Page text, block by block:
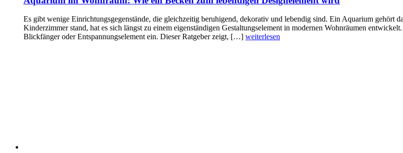
Es gibt wenige Einrichtungsgegenstände, die gleichzeitig beruhigend, dekorativ und lebendig sind. Ein Aquarium gehört
Kinderzimmer stand, hat es sich längst zu einem eigenständigen Gestaltungselement in modernen Wohnräumen
Blickfänger oder Entspannungselement ein. Dieser Ratgeber zeigt, […] weiterlesen